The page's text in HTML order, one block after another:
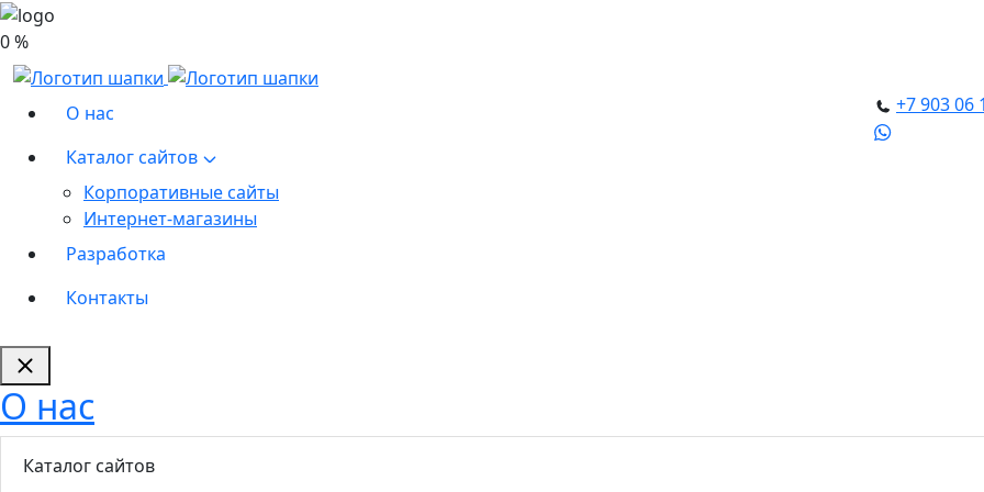
0 %
О нас
Каталог сайтов
Корпоративные сайты
Интернет-магазины
Разработка
Контакты
+7 903 06
О нас
Каталог сайтов